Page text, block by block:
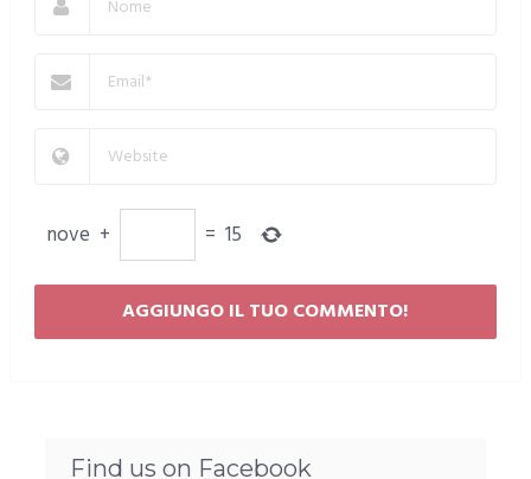
nove + = 15
Find us on Facebook